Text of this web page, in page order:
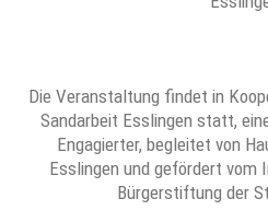
Die Veranstaltung findet in
Sandarbeit Esslingen statt,
Engagierter, begleitet von
Esslingen und gefördert vom
Bürgerstiftung der